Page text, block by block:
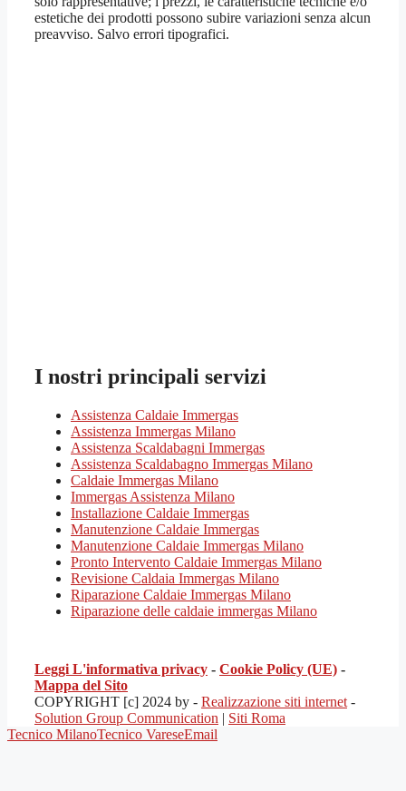
estetiche dei prodotti possono subire variazioni senza alcun
preavviso. Salvo errori tipografici.
I nostri principali servizi
Assistenza Caldaie Immergas
Assistenza Immergas Milano
Assistenza Scaldabagni Immergas
Assistenza Scaldabagno Immergas Milano
Caldaie Immergas Milano
Immergas Assistenza Milano
Installazione Caldaie Immergas
Manutenzione Caldaie Immergas
Manutenzione Caldaie Immergas Milano
Pronto Intervento Caldaie Immergas Milano
Revisione Caldaia Immergas Milano
Riparazione Caldaie Immergas Milano
Riparazione delle caldaie immergas Milano
Leggi L'informativa privacy - Cookie Policy (UE) -
Mappa del Sito
COPYRIGHT [c] 2024 by - Realizzazione siti internet -
Solution Group Communication | Siti Roma
Tecnico MilanoTecnico VareseEmail